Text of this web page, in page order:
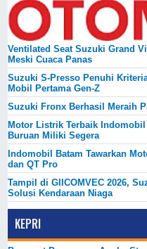
Ventilated Seat Suzuki Grand
Meski Cuaca Panas
Suzuki S-Presso Penuhi
Mobil Pertama Gen-Z
Suzuki Fronx Berhasil Meraih
Motor Listrik Terbaik
Buruan Miliki Segera
Indomobil Batam Tawarkan
dan QT Pro
Tampil di GIICOMVEC 2026,
Solusi Kendaraan Niaga
KEPRI